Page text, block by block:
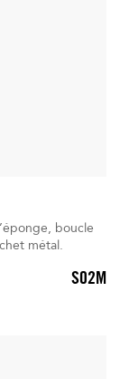
boucle
métal.
S02M